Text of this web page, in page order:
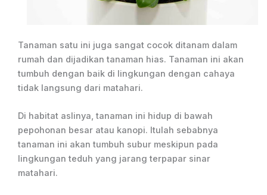
Tanaman satu ini juga sangat cocok ditanam dalam
rumah dan dijadikan tanaman hias. Tanaman ini akan
tumbuh dengan baik di lingkungan dengan cahaya
tidak langsung dari matahari.
Di habitat aslinya, tanaman ini hidup di bawah
pepohonan besar atau kanopi. Itulah sebabnya
tanaman ini akan tumbuh subur meskipun pada
lingkungan teduh yang jarang terpapar sinar
matahari.